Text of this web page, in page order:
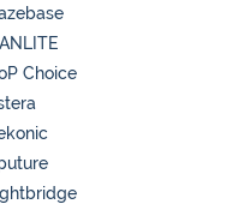
Choice